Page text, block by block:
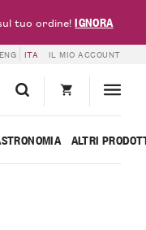
ENG ITA IL MIO ACCOUNT
ALTRI
tuo ordine!IGNORA